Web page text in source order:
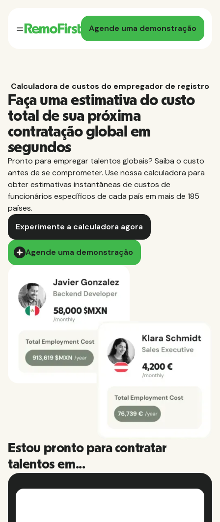
Agende uma demonstração
Calculadora de custos do empregador de registro
Faça uma estimativa do custo
total de sua próxima
contratação global em
segundos
Pronto para empregar talentos globais? Saiba o custo
antes de se comprometer. Use nossa calculadora para
obter estimativas instantâneas de custos de
funcionários específicos de cada país em mais de 185
países.
Experimente a calculadora agora
Agende uma demonstração
Estou pronto para contratar
talentos em...